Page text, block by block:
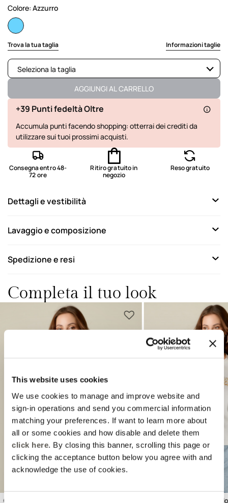
This website uses cookies
We use cookies to manage and improve website and
sign-in operations and send you commercial information
matching your preferences. If want to learn more about
all or some cookies and how disable and delete them
click here. By closing this banner, scrolling this page or
clicking the acceptance button below you agree with and
acknowledge the use of cookies.
Colore: Azzurro
selected
Trova la tua taglia Informazioni taglie
Seleziona la taglia
Disponibile
Disponibile
Disponibile
Disponibile
Non disponibile
AGGIUNGI AL CARRELLO
+39 Punti fedeltà Oltre
Accumula punti facendo shopping: otterrai dei crediti da
utilizzare sui tuoi prossimi acquisti.
Consegna entro 48-
72 ore
Ritiro gratuito in
negozio
Reso gratuito
Dettagli e vestibilità
Lavaggio e composizione
Spedizione e resi
Completa il tuo look
Camicia in lino con cristalli
T-shirt con ricamo gioiello
Previous Next